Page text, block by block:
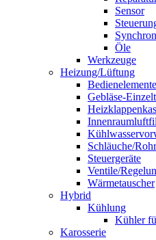
Sensor
Öle
Werkzeuge
Heizung/Lüftung
Bedienelemente
Gebläse-
Schläuche/
Steuergeräte
Ventile/
Wärmetauscher
Hybrid
Kühlung
Kühler
Karosserie